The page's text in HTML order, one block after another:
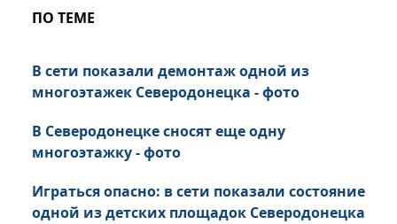
ПО ТЕМЕ
В сети показали демонтаж одной из
многоэтажек Северодонецка - фото
В Северодонецке сносят еще одну
многоэтажку - фото
Играться опасно: в сети показали состояние
одной из детских площадок Северодонецка